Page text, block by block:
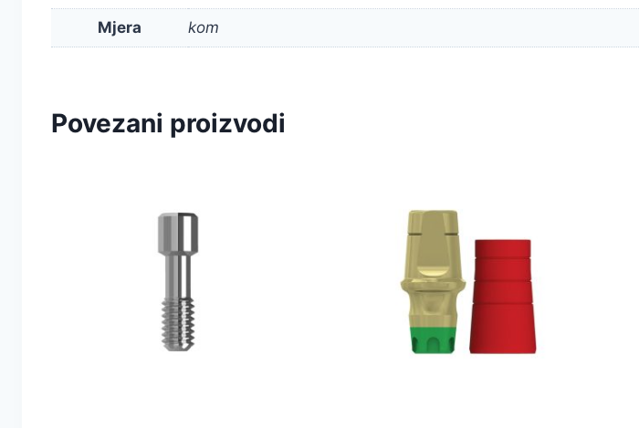
Mjera kom
Povezani proizvodi